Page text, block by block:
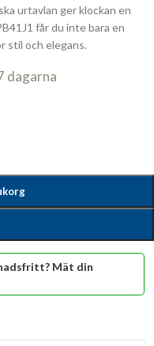
urtavlan ger klockan en
får du inte bara en
stil och elegans.
dagarna
Mät din